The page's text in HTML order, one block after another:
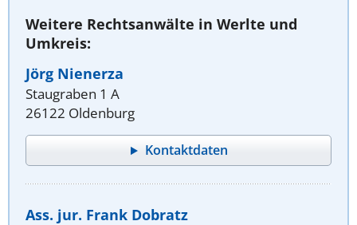
Weitere Rechtsanwälte in Werlte und
Umkreis:
Jörg Nienerza
Staugraben 1 A
26122 Oldenburg
Kontaktdaten
Ass. jur. Frank Dobratz